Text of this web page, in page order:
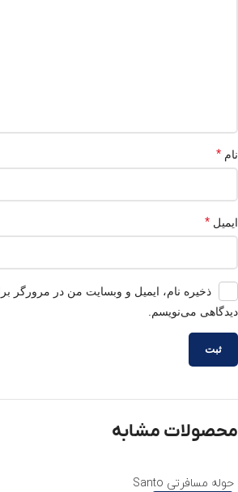
نام *
ایمیل *
ذخیره نام، ایمیل و وبسایت من در مرورگر
دیدگاهی می‌نویسم.
محصولات مشابه
حوله مسافرتی Santo